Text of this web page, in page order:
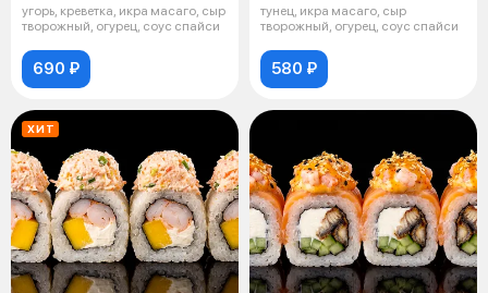
угорь, креветка, икра масаго, сыр
творожный, огурец, соус спайси
690 ₽
тунец, икра масаго, сыр
творожный, огурец, соус спайси
580 ₽
ХИТ